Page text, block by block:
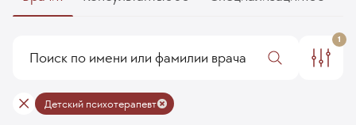
1
Детский психотерапевт